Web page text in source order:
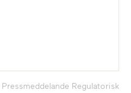
Pressmeddelande Regulatorisk